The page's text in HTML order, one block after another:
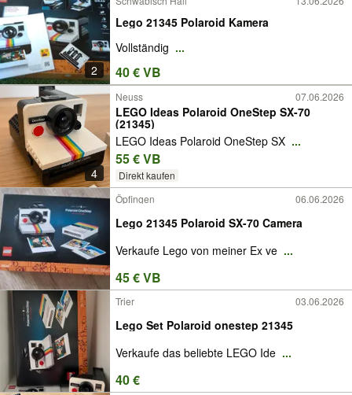
2
Lego 21345 Polaroid Kamera
Vollständig ...
40 € VB
4
Neuss 07.06.2026
LEGO Ideas Polaroid OneStep SX-70
(21345)
LEGO Ideas Polaroid OneStep SX ...
55 € VB
Direkt kaufen
Öpfingen
06.06.2026
Lego 21345 Polaroid SX-70 Camera
Verkaufe Lego von meiner Ex ve ...
45 € VB
Trier 03.06.2026
Lego Set Polaroid onestep 21345
Verkaufe das beliebte LEGO Ide ...
40 €